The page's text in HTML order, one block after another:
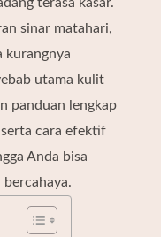
sinar matahari,
kurangnya
utama kulit
panduan lengkap
serta cara efektif
Anda bisa